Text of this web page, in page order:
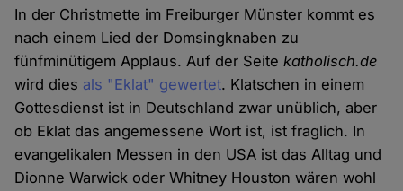
In der Christmette im Freiburger Münster kommt es
nach einem Lied der Domsingknaben zu
fünfminütigem Applaus. Auf der Seitekatholisch.de
wird dies als "Eklat" gewertet. Klatschen in einem
Gottesdienst ist in Deutschland zwar unüblich, aber
ob Eklat das angemessene Wort ist, ist fraglich. In
evangelikalen Messen in den USA ist das Alltag und
Dionne Warwick oder Whitney Houston wären wohl